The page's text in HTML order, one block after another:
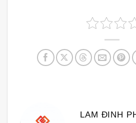
LAM ĐINH